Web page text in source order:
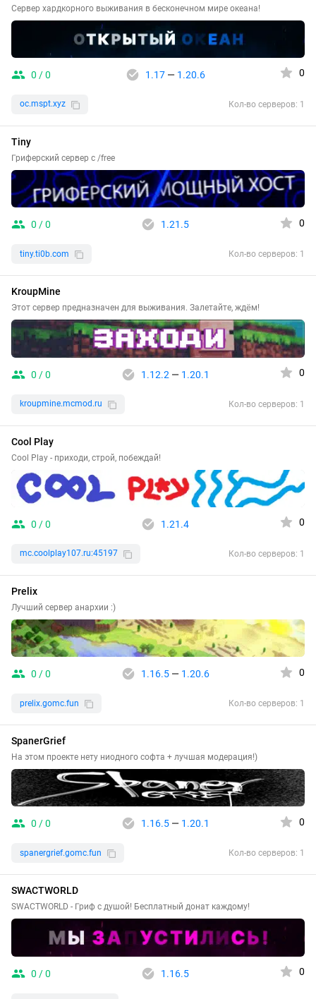
Сервер хардкорного выживания в бесконечном мире океана!
0 / 0 1.17— 1.20.6 0
oc.mspt.xyz Кол-во серверов: 1
Tiny
Гриферский сервер с /free
0 / 0 1.21.5 0
tiny.ti0b.com Кол-во серверов: 1
KroupMine
Этот сервер предназначен для выживания. Залетайте, ждём!
0 / 0 1.12.2 — 1.20.1 0
kroupmine.mcmod.ru Кол-во серверов: 1
Cool Play
Cool Play - приходи, строй, побеждай!
0 / 0 1.21.4 0
mc.coolplay107.ru:45197 Кол-во серверов: 1
Prelix
Лучший сервер анархии :)
0 / 0 1.16.5— 1.20.6 0
prelix.gomc.fun Кол-во серверов: 1
SpanerGrief
На этом проекте нету ниодного софта + лучшая модерация!)
0 / 0 1.16.5— 1.20.1 0
spanergrief.gomc.fun Кол-во серверов: 1
SWACTWORLD
SWACTWORLD - Гриф с душой! Бесплатный донат каждому!
0 / 0 1.16.5 0